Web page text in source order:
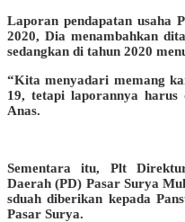
Laporan pendapatan usaha
2020, Dia menambahkan
sedangkan di tahun 2020
“Kita menyadari memang
19, tetapi laporannya
Anas.
Sementara itu, Plt
Daerah (PD) Pasar Surya
sduah diberikan kepada
Pasar Surya.